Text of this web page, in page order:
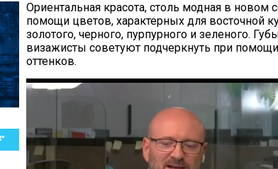
Ориентальная красота, столь модная в новом
помощи цветов, характерных для восточной
золотого, черного, пурпурного и зеленого.
визажисты советуют подчеркнуть при
оттенков.